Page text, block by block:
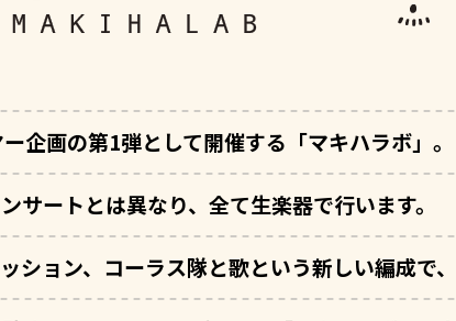
企画の第1弾として開催する「マキハラボ」。
サートとは異なり、 全て生楽器で行います。
ション、コーラス隊と歌という新しい編成で